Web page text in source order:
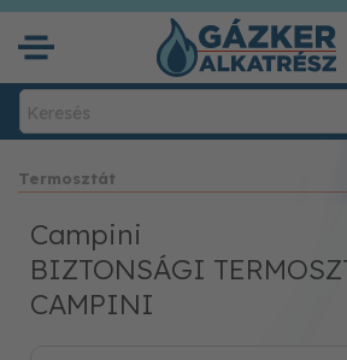
Termosztát
Campini
BIZTONSÁGI
CAMPINI